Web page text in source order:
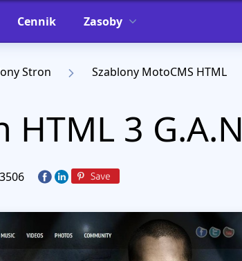
Cennik Zasoby
Stron Szablony MotoCMS HTML
HTML 3 G.A.N